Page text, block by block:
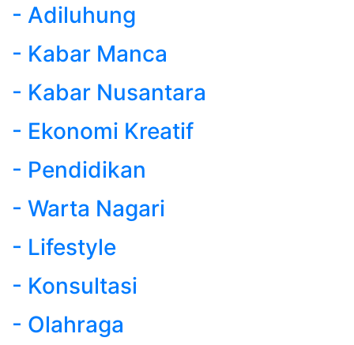
- Adiluhung
- Kabar Manca
- Kabar Nusantara
- Ekonomi Kreatif
- Pendidikan
- Warta Nagari
- Lifestyle
- Konsultasi
- Olahraga